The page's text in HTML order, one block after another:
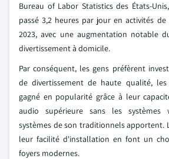
Bureau of Labor Statistics des États-
passé 3,2 heures par jour en activités
2023, avec une augmentation notable
divertissement à domicile.
Par conséquent, les gens préfèrent
de divertissement de haute qualité,
gagné en popularité grâce à leur
audio supérieure sans les systèmes
systèmes de son traditionnels apportent.
leur facilité d'installation en font un
foyers modernes.